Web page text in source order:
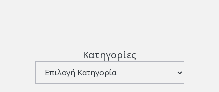
Κατηγορίες